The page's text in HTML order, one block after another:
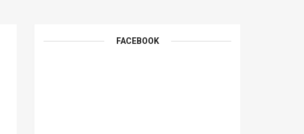
FACEBOOK